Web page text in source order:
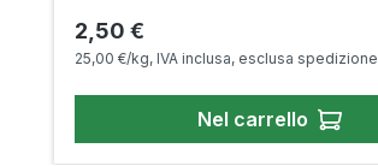
Prezzo normale:
2,50 €
25,00 €/kg, IVA inclusa, esclusa spedizione
Nel carrello